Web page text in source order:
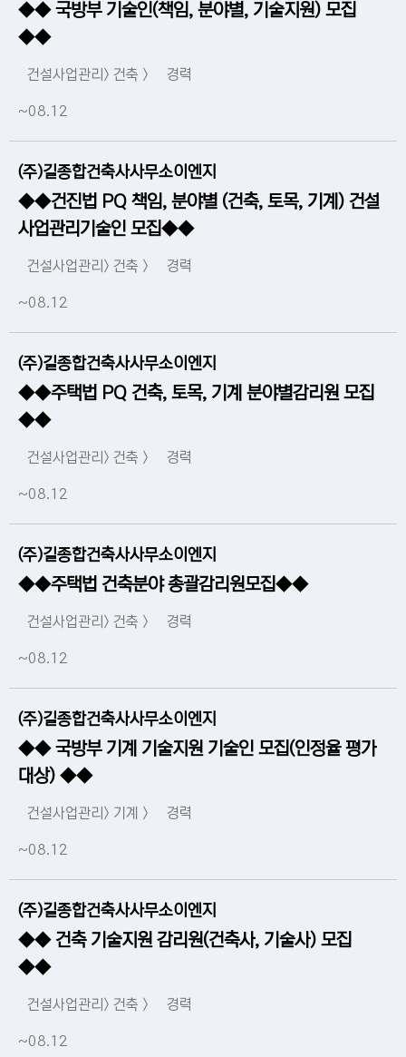
◆◆ 국방부 기술인(책임, 분야별, 기술지원) 모집
◆◆
건설사업관리> 건축 > 경력
~08.12
(주)길종합건축사사무소이엔지
◆◆건진법 PQ 책임, 분야별 (건축, 토목, 기계) 건설
사업관리기술인 모집◆◆
건설사업관리> 건축 > 경력
~08.12
(주)길종합건축사사무소이엔지
◆◆주택법 PQ 건축, 토목, 기계 분야별감리원 모집
◆◆
건설사업관리> 건축 > 경력
~08.12
(주)길종합건축사사무소이엔지
◆◆주택법 건축분야 총괄감리원모집◆◆
건설사업관리> 건축 > 경력
~08.12
(주)길종합건축사사무소이엔지
◆◆ 국방부 기계 기술지원 기술인 모집(인정율 평가
대상) ◆◆
건설사업관리> 기계 > 경력
~08.12
(주)길종합건축사사무소이엔지
◆◆ 건축 기술지원 감리원(건축사, 기술사) 모집
◆◆
건설사업관리> 건축 > 경력
~08.12